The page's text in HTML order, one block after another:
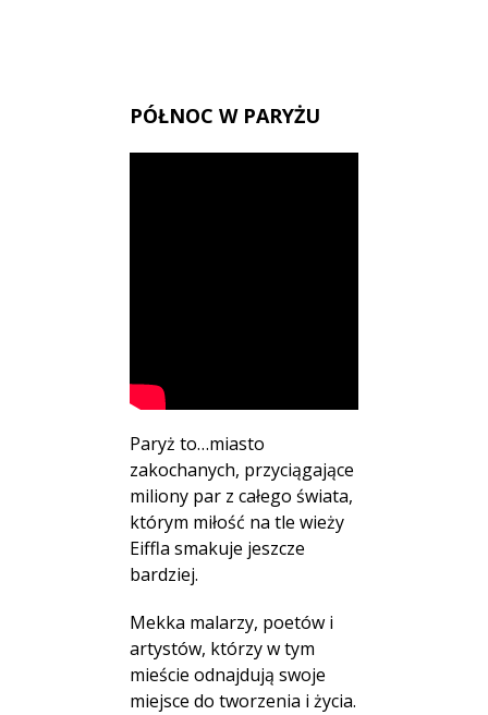
PÓŁNOC W PARYŻU
Paryż to…miasto
zakochanych, przyciągające
miliony par z całego świata,
którym miłość na tle wieży
Eiffla smakuje jeszcze
bardziej.
Mekka malarzy, poetów i
artystów, którzy w tym
mieście odnajdują swoje
miejsce do tworzenia i życia.